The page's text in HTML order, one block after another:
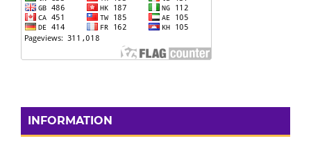
INFORMATION